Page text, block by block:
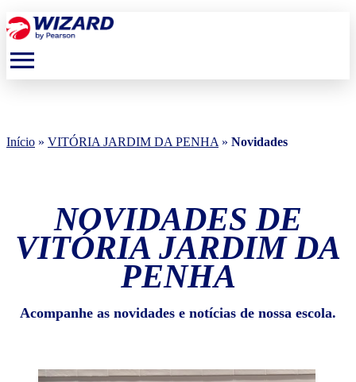
menu
Início » VITÓRIA JARDIM DA PENHA » Novidades
NOVIDADES DE
VITÓRIA JARDIM DA
PENHA
Acompanhe as novidades e notícias de nossa escola.